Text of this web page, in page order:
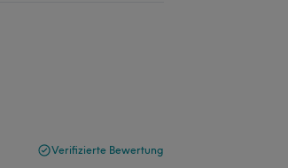
Verifizierte Bewertung